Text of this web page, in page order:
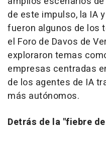
de este impulso, la IA
fueron algunos de los
el Foro de Davos de
exploraron temas
empresas centradas
de los agentes de IA
más autónomos.
Detrás de la "fiebre